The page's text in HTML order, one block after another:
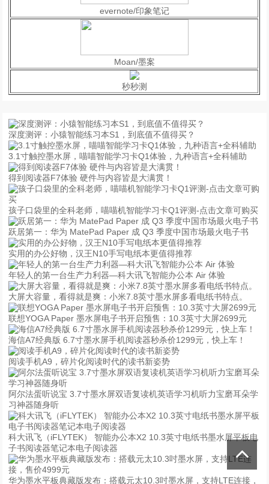
evernote/印象笔记
Moan/墨案
秒秒测
深度测评：小猿智能练习本S1，到底值不值得买？
3.1寸触控墨水屏，喵喵智能学习卡Q1体验，九种语言+全科辅助
得到阅读器F7体验 硬件与内容皆是大满贯！
孩子口袋里的全科老师，喵喵机智能学习卡Q1评测-点击文章可购买
跃居第一：华为 MatePad Paper 成 Q3 季度中国市场最火电子书
实用的办公好物，汉王N10手写电纸本更值得推荐
年轻人的第一台生产力利器—科大讯飞智能办公本 Air 体验
大屏大容量，看得就是爽：小米7.8英寸墨水屏多看电纸书特点。
联想YOGA Paper 墨水屏电子书开启预售：10.3英寸大屏2699元
海信A7经典版 6.7寸墨水屏手机阅读器秒杀价1299元，快上车！
阅读手机A9，碎片化阅读时代的读书新姿势
阿尔法蛋听说宝 3.7寸墨水屏双语复读机英语学习机听力宝磨耳朵学
习神器随身听
科大讯飞（iFLYTEK） 智能办公本X2 10.3英寸电纸书墨水屏平板电
子书阅读器笔记本电子阅读器
华为墨水平板典藏版发布：搭载元太10.3吋墨水屏，支持LTE连接，